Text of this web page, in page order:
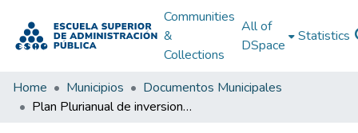
Communities
&
Collections
All of
DSpace
Statistics
Home Municipios
Documentos Municipales
Plan Plurianual de inversiones Tibú Norte de Santander 2008-2011: PPI Tibú Norte de Santander 2008-2011